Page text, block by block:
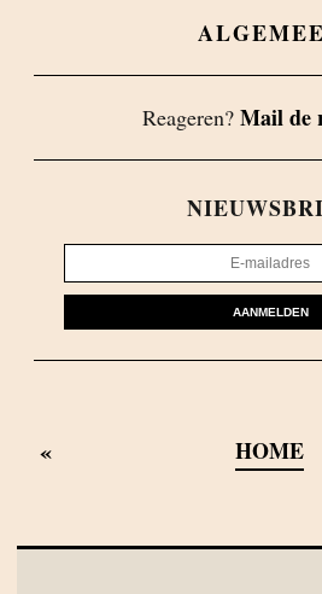
Reageren? Mail de
AANMELDEN
« HOME